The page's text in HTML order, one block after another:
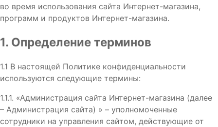
во время использования сайта Интернет-магазина,
программ и продуктов Интернет-магазина.
1. Определение терминов
1.1 В настоящей Политике конфиденциальности
используются следующие термины:
1.1.1. «Администрация сайта Интернет-магазина (далее
– Администрация сайта) » – уполномоченные
сотрудники на управления сайтом, действующие от